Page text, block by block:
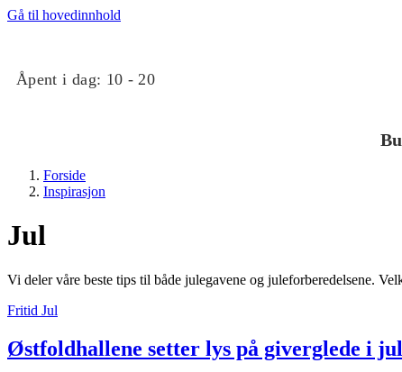
Gå til hovedinnhold
Åpent i dag: 10 - 20
Forside
Inspirasjon
Jul
Vi deler våre beste tips til både julegavene og juleforberedelsene.
Fritid Jul
Østfoldhallene setter lys på giverglede i